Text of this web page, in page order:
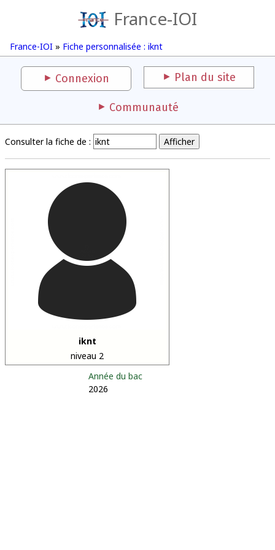
France-IOI
France-IOI » Fiche personnalisée : iknt
Connexion Plan du site
Communauté
Consulter la fiche de :
iknt
niveau 2
Année du bac
2026